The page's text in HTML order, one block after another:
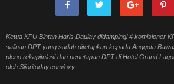
Ketua KPU Bintan Haris Daulay didampingi 4 komisioner
salinan DPT yang sudah ditetapkan kepada Anggota
pleno rekapitulasi dan penetapan DPT di Hotel Grand
oleh Sijoritoday.com/oxy